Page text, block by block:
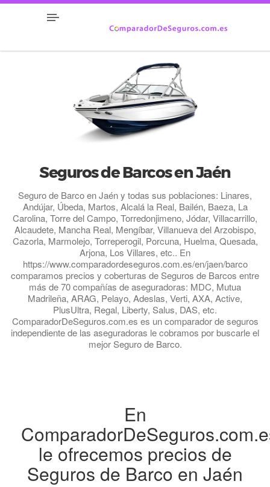
Seguros de Barcos en Jaén
Seguro de Barco en Jaén y todas sus poblaciones: Linares,
Andújar, Úbeda, Martos, Alcalá la Real, Bailén, Baeza, La
Carolina, Torre del Campo, Torredonjimeno, Jódar, Villacarrillo,
Alcaudete, Mancha Real, Mengíbar, Villanueva del Arzobispo,
Cazorla, Marmolejo, Torreperogil, Porcuna, Huelma, Quesada,
Arjona, Los Villares, etc.. En
https://www.comparadordeseguros.com.es/en/jaen/barco
comparamos precios y coberturas de Seguros de Barcos entre
más de 70 compañías de aseguradoras: MDC, Mutua
Madrileña, ARAG, Pelayo, Adeslas, Verti, AXA, Active,
PlusUltra, Regal, Liberty, Salus, DAS, etc.
ComparadorDeSeguros.com.es es un comparador de seguros
independiente de las aseguradoras le cobramos por buscarle el
mejor Seguro de Barco.
En
le ofrecemos precios de
Seguros de Barco en Jaén